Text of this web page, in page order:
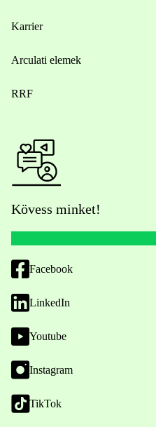
Karrier
Arculati elemek
RRF
Kövess minket!
Facebook
LinkedIn
Youtube
Instagram
TikTok